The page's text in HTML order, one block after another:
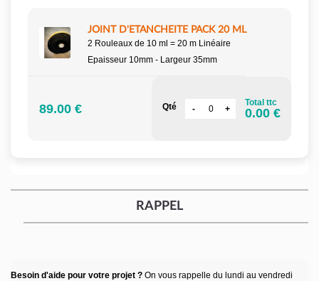
JOINT D'ETANCHEITE PACK 20 ML
2 Rouleaux de 10 ml = 20 m Linéaire
Epaisseur 10mm - Largeur 35mm
89.00 € Qté Total ttc
0.00 €
RAPPEL
Besoin d'aide pour votre projet ? On vous rappelle du lundi au vendredi